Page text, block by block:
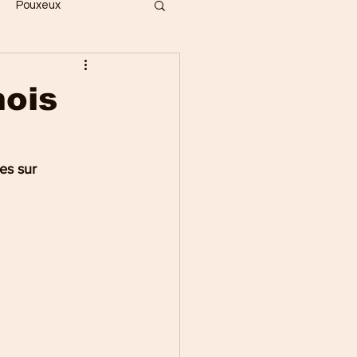
Pouxeux
Vecoux
sur